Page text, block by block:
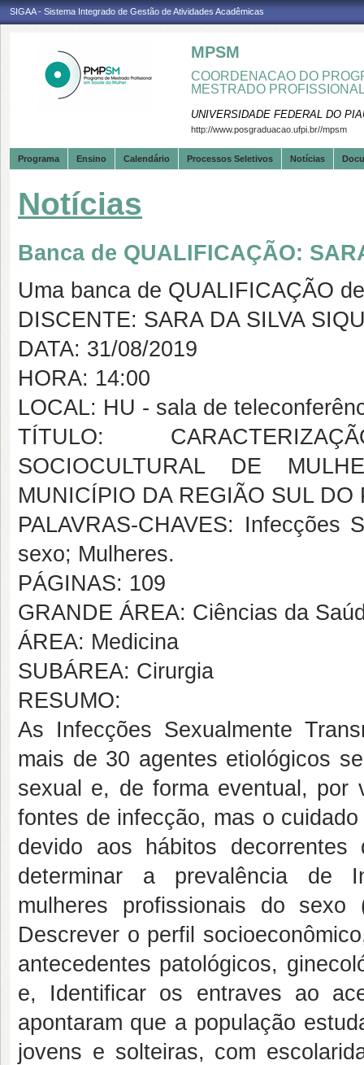
SIGAA - Sistema Integrado de Gestão de Atividades Acadêmicas
MPSM
COORDENACAO DO
MESTRADO
UNIVERSIDADE FEDERAL DO
http://www.posgraduacao.ufpi.br//mpsm
Programa Ensino Calendário Processos Seletivos Notícias
Notícias
Banca de QUALIFICAÇÃO:
Uma banca de QUALIFICAÇÃO
DISCENTE: SARA DA SILVA
DATA: 31/08/2019
HORA: 14:00
LOCAL: HU - sala de
TÍTULO:
SOCIOCULTURAL DE
MUNICÍPIO DA REGIÃO SUL DO
PALAVRAS-CHAVES: Infecções
sexo; Mulheres.
PÁGINAS: 109
GRANDE ÁREA: Ciências da
ÁREA: Medicina
SUBÁREA: Cirurgia
RESUMO:
As Infecções Sexualmente
mais de 30 agentes etiológicos
sexual e, de forma eventual, por
fontes de infecção, mas o
devido aos hábitos
determinar a prevalência de
mulheres profissionais do
Descrever o perfil
antecedentes patológicos,
e, Identificar os entraves ao
apontaram que a população
jovens e solteiras, com